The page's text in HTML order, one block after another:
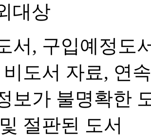
대상
서, 구입예정도
비도서 자료, 연
보가 불명확한
절판된 도서